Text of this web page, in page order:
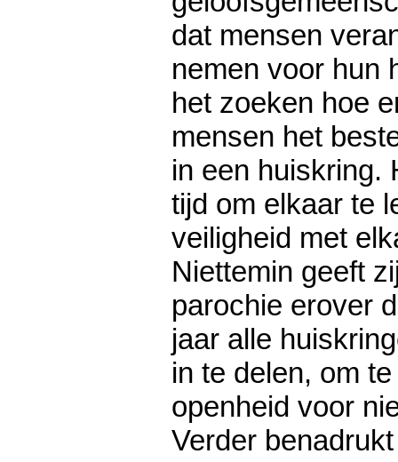
dat mensen
nemen voor hun
het zoeken hoe
mensen het
in een huiskring.
tijd om elkaar te
veiligheid met
Niettemin geeft
parochie erover
jaar alle
in te delen, om
openheid voor
Verder